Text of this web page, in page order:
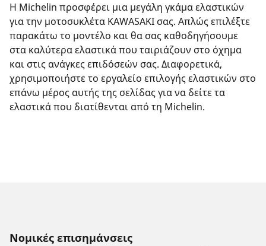
Η Michelin προσφέρει μια μεγάλη γκάμα ελαστικών
για την μοτοσυκλέτα KAWASAKI σας. Απλώς επιλέξτε
παρακάτω το μοντέλο και θα σας καθοδηγήσουμε
στα καλύτερα ελαστικά που ταιριάζουν στο όχημα
και στις ανάγκες επιδόσεών σας. Διαφορετικά,
χρησιμοποιήστε το εργαλείο επιλογής ελαστικών στο
επάνω μέρος αυτής της σελίδας για να δείτε τα
ελαστικά που διατίθενται από τη Michelin.
Νομικές επισημάνσεις